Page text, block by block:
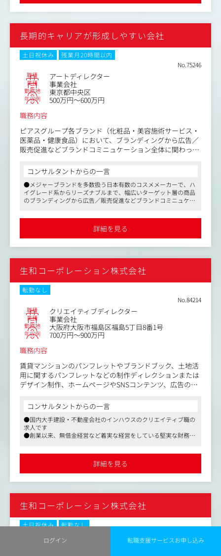
ログイン 転職支援サービスお申し込み
長期的キャリアが形成しやすい会社
土日祝休み
残業月20時間以内
No.75246
職種 アートディレクター
業種 事業会社
勤務地 東京都中央区
年収例
500万円～600万円
職務内容
ピアスグループ各ブランド（化粧品・美容施術サービス・
医薬品・健康食品）において、ブランディングから広告／
販売促進などブランドコミニュケーション全体に関わって
将来的に、パッケージデザインやショップデザインのディ
レクションもお任せできるディレクター思考の人材を求め
ています。
コンサルタントからの一言
●メジャーブランドを多数扱う日本有数のコスメメーカーで、ハ
イグレード系からリーズナブルまで、幅広いターゲット層の商品
のブランディングから広告／販売促進などブランドコミニュケー
グラウンドの方同士で連携しながら、業務を進めていっていただ
●家族手当などの福利厚生はもちろん、残業少なめ、相当数の産
休・育休実績など、長期的なキャリアを形成しやすい環境があり
詳細を見る
生和コーポレーション株式会社
転勤なし
No.84214
職種 クリエイティブディレクター
業種 事業会社
勤務地 大阪府大阪市福島区福島5丁目8番1号
年収例
700万円～900万円
職務内容
賃貸マンションのパンフレットやブランドブック、土地活
用に関するパンフレットなどの制作ディレクションまたは
デザイン制作、ホームページやSNSコンテンツ、広告の制
会社の更なる成長の一躍を担う広告・販促関連全般を担う
中核メンバー候補として入社していただき、テレビCMの
企画・制作ディレクションから企業ブランディング、デジ
タルマーケティングなどへと、クリエイティブの枠にとら
われず業務範囲を広げ、ご活躍されることを期待しており
コンサルタントからの一言
●国内大手建設・不動産会社のインハウスのクリエイティブ職の
求人です
●創業以来、無借金経営など着実な経営をしている堅実な財務体
詳細を見る
生和コーポレーション株式会社
土日祝休み
転勤なし
グラフィックデザイナー